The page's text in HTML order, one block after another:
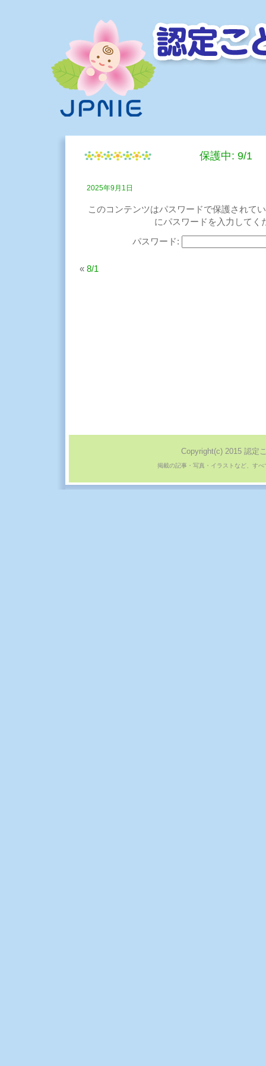
保護中: 9/1
2025年9月1日
このコンテンツはパスワードで保護されて
にパスワードを入力してく
パスワード:
« 8/1
Copyright(c) 2015 認定
掲載の記事・写真・イラストなど、す